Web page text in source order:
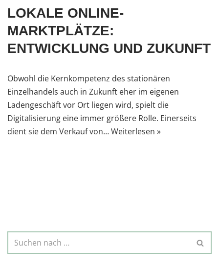
LOKALE ONLINE-
MARKTPLÄTZE:
ENTWICKLUNG UND ZUKUNFT
Obwohl die Kernkompetenz des stationären
Einzelhandels auch in Zukunft eher im eigenen
Ladengeschäft vor Ort liegen wird, spielt die
Digitalisierung eine immer größere Rolle. Einerseits
dient sie dem Verkauf von…Weiterlesen »